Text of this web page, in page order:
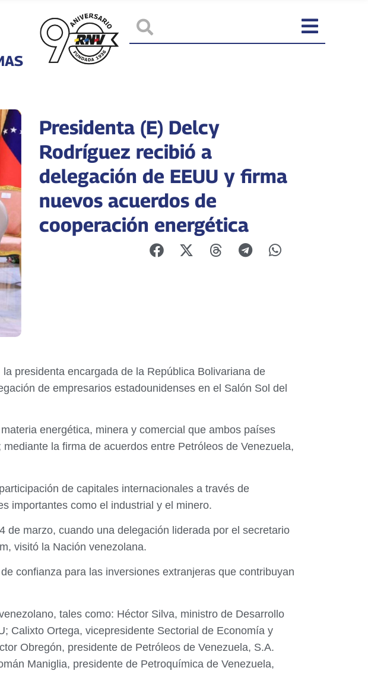
Presidenta (E) Delcy
Rodríguez recibió a
delegación de EEUU y firma
nuevos acuerdos de
cooperación energética
presidenta encargada de la República Bolivariana de
de empresarios estadounidenses en el Salón Sol del
energética, minera y comercial que ambos países
la firma de acuerdos entre Petróleos de Venezuela,
de capitales internacionales a través de
importantes como el industrial y el minero.
marzo, cuando una delegación liderada por el secretario
visitó la Nación venezolana.
confianza para las inversiones extranjeras que contribuyan
tales como: Héctor Silva, ministro de Desarrollo
Calixto Ortega, vicepresidente Sectorial de Economía y
Obregón, presidente de Petróleos de Venezuela, S.A.
Maniglia, presidente de Petroquímica de Venezuela,